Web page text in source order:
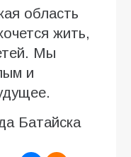
область
жить,
Мы
и
Батайска